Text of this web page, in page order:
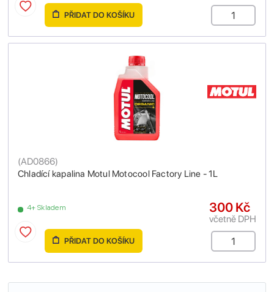
PŘIDAT DO KOŠÍKU
Chladící kapalina Motul Motocool Factory Line - 1L
(AD0866)
4+ Skladem 300 Kč
včetně DPH
PŘIDAT DO KOŠÍKU